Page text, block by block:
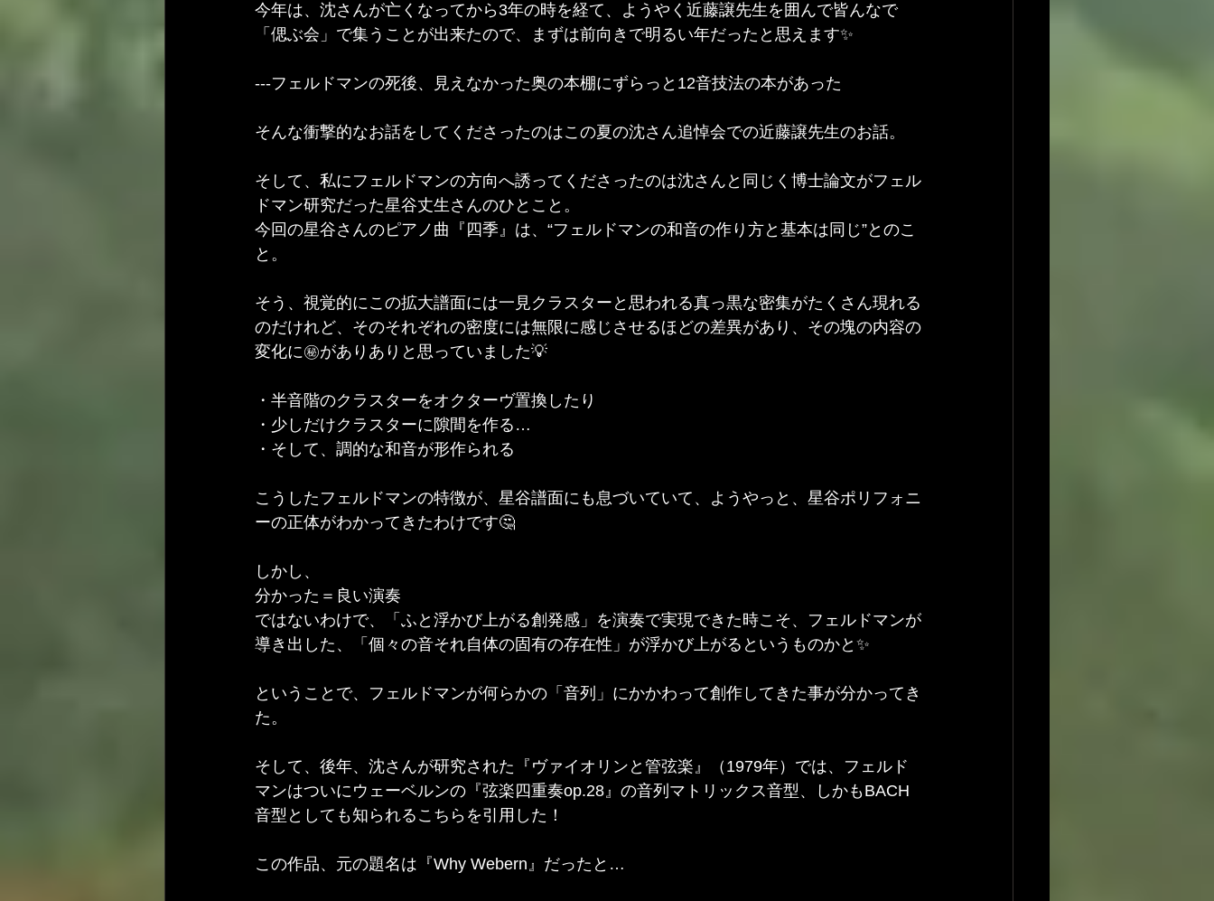
今年は、沈さんが亡くなってから3年の時を経て、ようやく近藤譲先生を囲んで皆んなで
「偲ぶ会」で集うことが出来たので、まずは前向きで明るい年だったと思えます✨
---フェルドマンの死後、見えなかった奥の本棚にずらっと12音技法の本があった
そんな衝撃的なお話をしてくださったのはこの夏の沈さん追悼会での近藤譲先生のお話。
そして、私にフェルドマンの方向へ誘ってくださったのは沈さんと同じく博士論文がフェル
ドマン研究だった星谷丈生さんのひとこと。
今回の星谷さんのピアノ曲『四季』は、“フェルドマンの和音の作り方と基本は同じ”とのこ
と。
そう、視覚的にこの拡大譜面には一見クラスターと思われる真っ黒な密集がたくさん現れる
のだけれど、そのそれぞれの密度には無限に感じさせるほどの差異があり、その塊の内容の
変化に㊙️がありありと思っていました💡
・半音階のクラスターをオクターヴ置換したり
・少しだけクラスターに隙間を作る…
・そして、調的な和音が形作られる
こうしたフェルドマンの特徴が、星谷譜面にも息づいていて、ようやっと、星谷ポリフォニ
ーの正体がわかってきたわけです🤔
しかし、
分かった＝良い演奏
ではないわけで、「ふと浮かび上がる創発感」を演奏で実現できた時こそ、フェルドマンが
導き出した、「個々の音それ自体の固有の存在性」が浮かび上がるというものかと✨
ということで、フェルドマンが何らかの「音列」にかかわって創作してきた事が分かってき
た。
そして、後年、沈さんが研究された『ヴァイオリンと管弦楽』（1979年）では、フェルド
マンはついにウェーベルンの『弦楽四重奏op.28』の音列マトリックス音型、しかもBACH
音型としても知られるこちらを引用した！
この作品、元の題名は『Why Webern』だったと…